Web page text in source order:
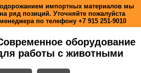
импортных материалов мы
ряд позиций. Уточняйте пожалуйста
по телефону +7 915 251-9010
оборудование
работы с животными